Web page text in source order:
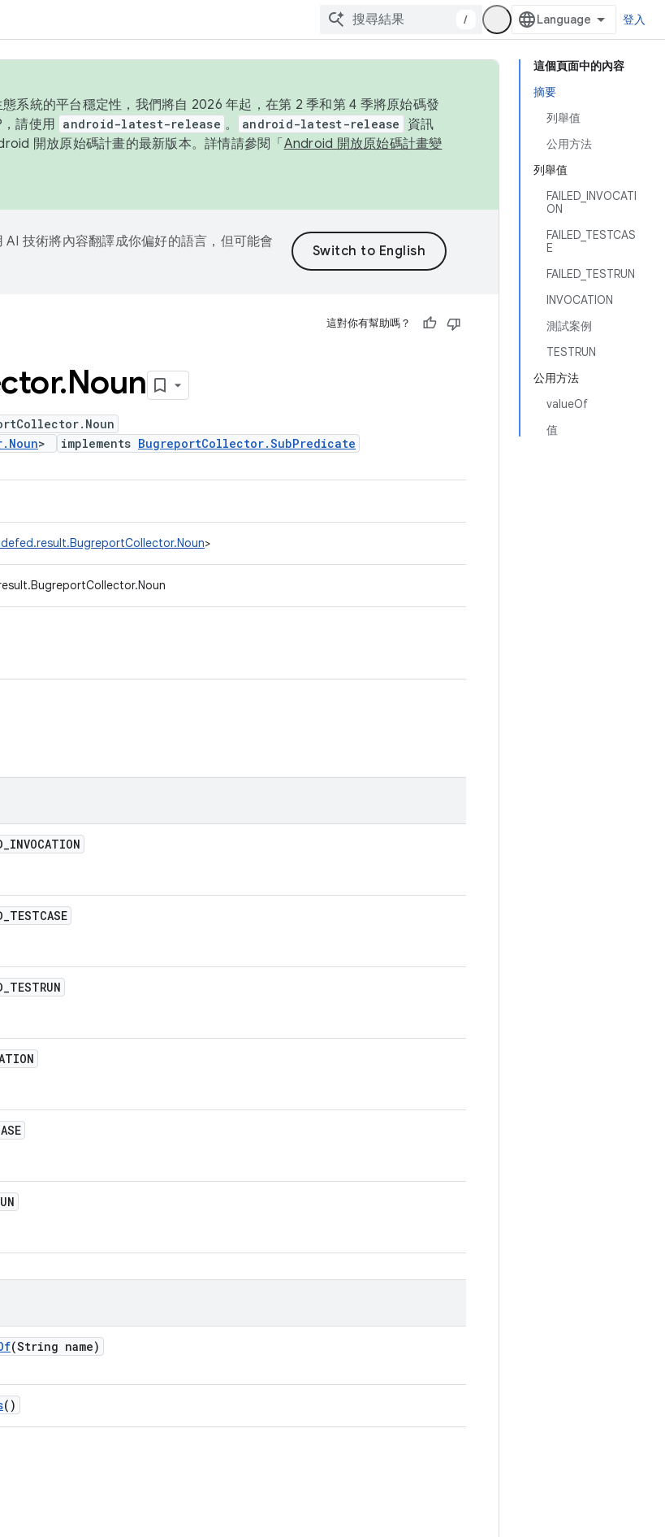
/ 登入
這個頁面中的內容
摘要
列舉值
公用方法
列舉值
FAILED_INVOCATI
ON
FAILED_TESTCAS
E
FAILED_TESTRUN
INVOCATION
測試案例
TESTRUN
公用方法
valueOf
值
系統的平台穩定性，我們將自 2026 年起，在第 2 季和第 4 季將原始碼發
請使用 android-latest-release 。 android-latest-release
資訊
開放原始碼計畫的最新版本。詳情請參閱「 Android 開放原始碼計畫變
技術將內容翻譯成你偏好的語言，但可能會
這對你有幫助嗎？
.Noun
> implements BugreportCollector.SubPredicate
>
_INVOCATION
_TESTCASE
_TESTRUN
(String name)
()